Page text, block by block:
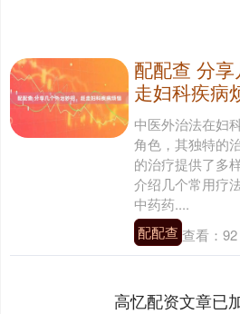
配配查 分
走妇科疾病
中医外治法在妇
角色，其独特的
的治疗提供了多
介绍几个常用疗
中药药....
配配查 查看： 92
高忆配资文章已